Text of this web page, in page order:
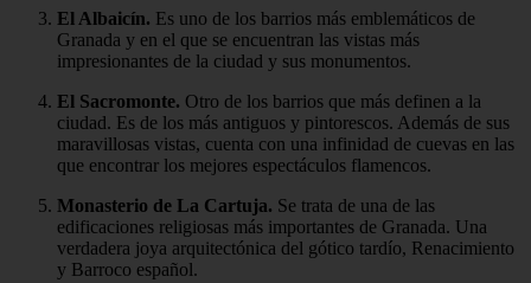
El Albaicín. Es uno de los barrios más emblemáticos de
Granada y en el que se encuentran las vistas más
impresionantes de la ciudad y sus monumentos.
El Sacromonte. Otro de los barrios que más definen a la
ciudad. Es de los más antiguos y pintorescos. Además de sus
maravillosas vistas, cuenta con una infinidad de cuevas en las
que encontrar los mejores espectáculos flamencos.
Monasterio de La Cartuja. Se trata de una de las
edificaciones religiosas más importantes de Granada. Una
verdadera joya arquitectónica del gótico tardío, Renacimiento
y Barroco español.